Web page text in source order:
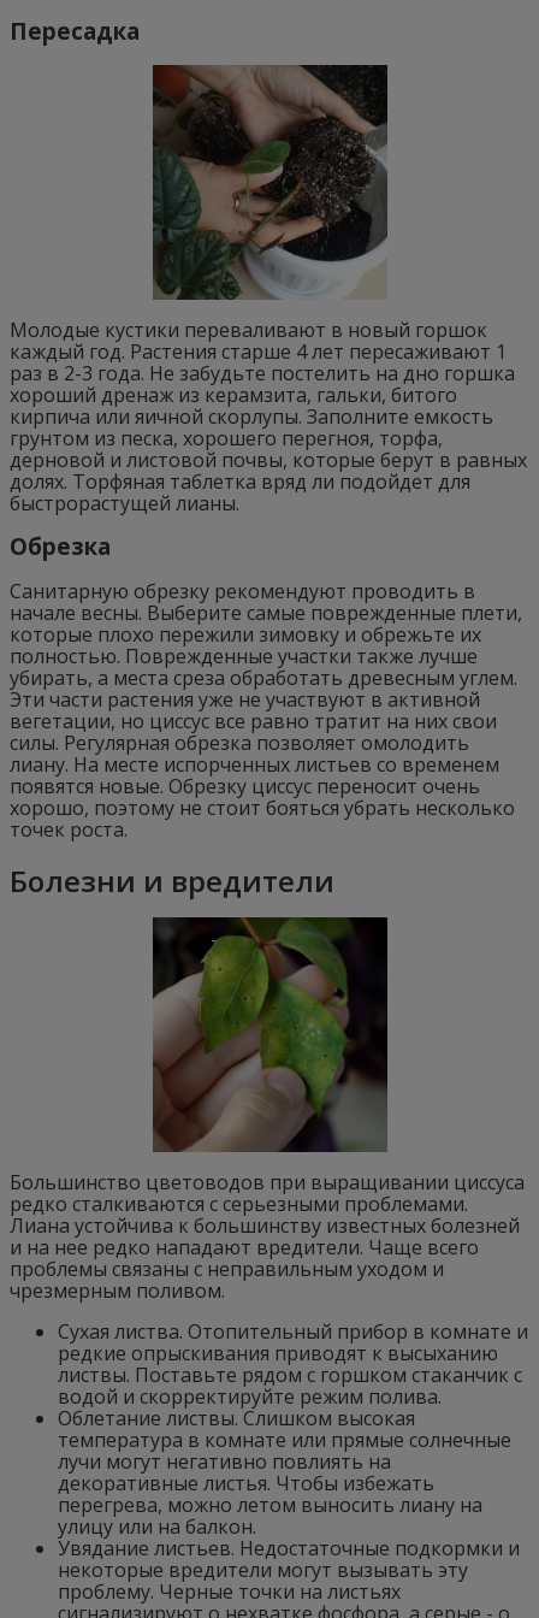
Пересадка
Молодые кустики переваливают в новый горшок
каждый год. Растения старше 4 лет пересаживают 1
раз в 2-3 года. Не забудьте постелить на дно горшка
хороший дренаж из керамзита, гальки, битого
кирпича или яичной скорлупы. Заполните емкость
грунтом из песка, хорошего перегноя, торфа,
дерновой и листовой почвы, которые берут в равных
долях. Торфяная таблетка вряд ли подойдет для
быстрорастущей лианы.
Обрезка
Санитарную обрезку рекомендуют проводить в
начале весны. Выберите самые поврежденные плети,
которые плохо пережили зимовку и обрежьте их
полностью. Поврежденные участки также лучше
убирать, а места среза обработать древесным углем.
Эти части растения уже не участвуют в активной
вегетации, но циссус все равно тратит на них свои
силы. Регулярная обрезка позволяет омолодить
лиану. На месте испорченных листьев со временем
появятся новые. Обрезку циссус переносит очень
хорошо, поэтому не стоит бояться убрать несколько
точек роста.
Болезни и вредители
Большинство цветоводов при выращивании циссуса
редко сталкиваются с серьезными проблемами.
Лиана устойчива к большинству известных болезней
и на нее редко нападают вредители. Чаще всего
проблемы связаны с неправильным уходом и
чрезмерным поливом.
Сухая листва. Отопительный прибор в комнате и
редкие опрыскивания приводят к высыханию
листвы. Поставьте рядом с горшком стаканчик с
водой и скорректируйте режим полива.
Облетание листвы. Слишком высокая
температура в комнате или прямые солнечные
лучи могут негативно повлиять на
декоративные листья. Чтобы избежать
перегрева, можно летом выносить лиану на
улицу или на балкон.
Увядание листьев. Недостаточные подкормки и
некоторые вредители могут вызывать эту
проблему. Черные точки на листьях